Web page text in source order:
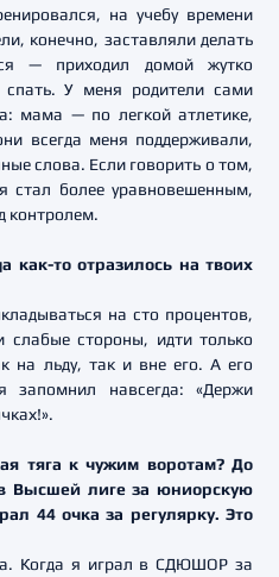
на учебу времени
конечно, заставляли делать
— приходил домой жутко
спать. У меня родители сами
мама — по легкой атлетике,
всегда меня поддерживали,
слова. Если говорить о том,
стал более уравновешенным,
контролем.
как-то отразилось на твоих
на сто процентов,
слабые стороны, идти только
на льду, так и вне его. А его
навсегда: «Держи
тяга к чужим воротам? До
Высшей лиге за юниорскую
44 очка за регулярку. Это
Когда я играл в СДЮШОР за